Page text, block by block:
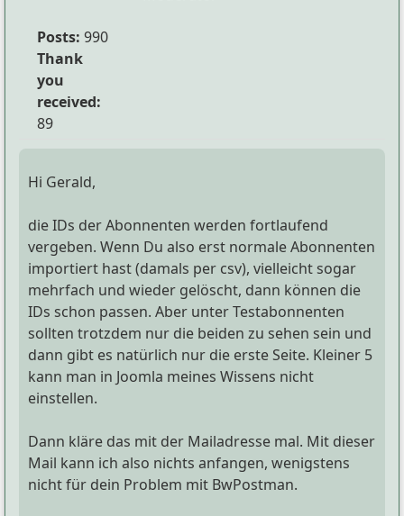
Posts: 990
Thank
you
received:
89
Hi Gerald,
die IDs der Abonnenten werden fortlaufend
vergeben. Wenn Du also erst normale Abonnenten
importiert hast (damals per csv), vielleicht sogar
mehrfach und wieder gelöscht, dann können die
IDs schon passen. Aber unter Testabonnenten
sollten trotzdem nur die beiden zu sehen sein und
dann gibt es natürlich nur die erste Seite. Kleiner 5
kann man in Joomla meines Wissens nicht
einstellen.
Dann kläre das mit der Mailadresse mal. Mit dieser
Mail kann ich also nichts anfangen, wenigstens
nicht für dein Problem mit BwPostman.